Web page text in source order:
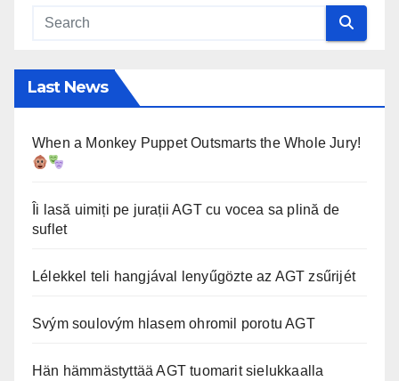
Last News
When a Monkey Puppet Outsmarts the Whole Jury!
Îi lasă uimiți pe jurații AGT cu vocea sa plină de
suflet
Lélekkel teli hangjával lenyűgözte az AGT zsűrijét
Svým soulovým hlasem ohromil porotu AGT
Hän hämmästyttää AGT tuomarit sielukkaalla